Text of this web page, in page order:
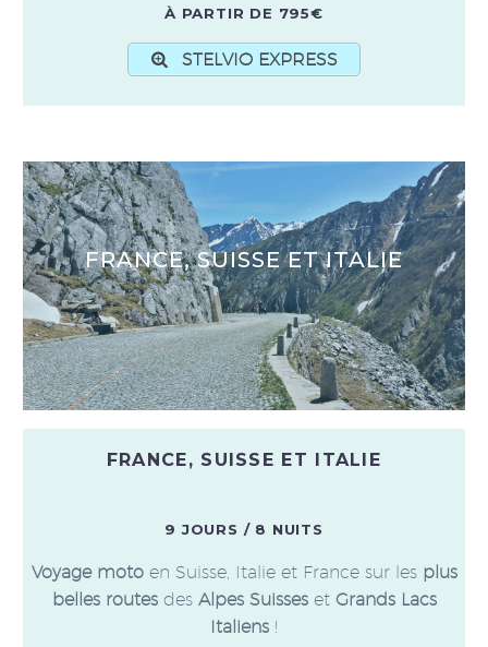
À PARTIR DE 795€
STELVIO EXPRESS
FRANCE, SUISSE ET ITALIE
FRANCE, SUISSE ET ITALIE
9 JOURS / 8 NUITS
Voyage motoen Suisse, Italie et France sur les plus
belles routesdes Alpes Suisseset Grands Lacs
Italiens !